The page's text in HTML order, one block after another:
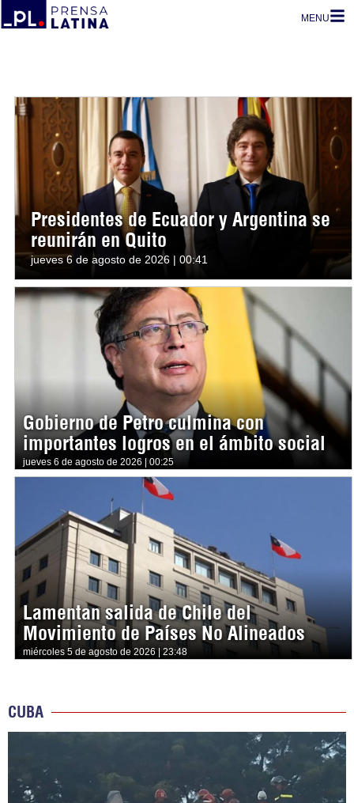
MENU
Presidentes de Ecuador y Argentina se
reunirán en Quito
jueves 6 de agosto de 2026 | 00:41
Gobierno de Petro culmina con
importantes logros en el ámbito social
jueves 6 de agosto de 2026 | 00:25
Lamentan salida de Chile del
Movimiento de Países No Alineados
miércoles 5 de agosto de 2026 | 23:48
CUBA